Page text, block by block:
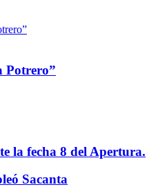
Potrero”
la fecha 8 del Apertura.
Sacanta